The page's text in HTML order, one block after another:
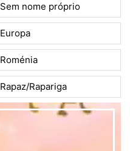
Sem nome próprio
Europa
Roménia
Rapaz/Rapariga